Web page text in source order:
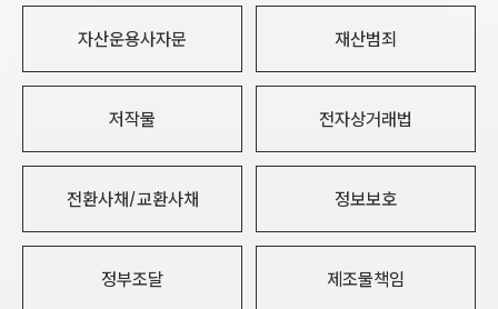
자산운용사자문 재산범죄
저작물 전자상거래법
전환사채/교환사채 정보보호
정부조달 제조물책임